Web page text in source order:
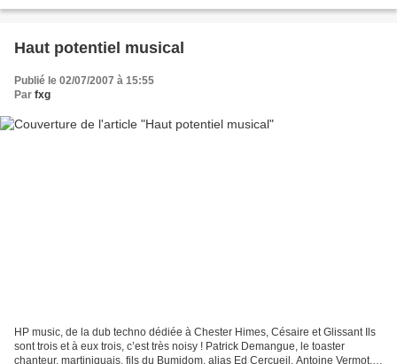
Haut potentiel musical
Publié le 02/07/2007 à 15:55
Par fxg
HP music, de la dub techno dédiée à Chester Himes, Césaire et Glissant Ils
sont trois et à eux trois, c’est très noisy ! Patrick Demangue, le toaster
chanteur, martiniquais, fils du Bumidom, alias Ed Cercueil, Antoine Vermot,